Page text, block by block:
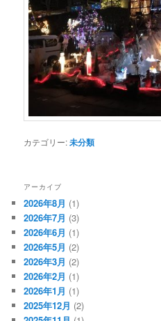
カテゴリー:未分類
アーカイブ
2026年8月 (1)
2026年7月 (3)
2026年6月 (1)
2026年5月 (2)
2026年3月 (2)
2026年2月 (1)
2026年1月 (1)
2025年12月 (2)